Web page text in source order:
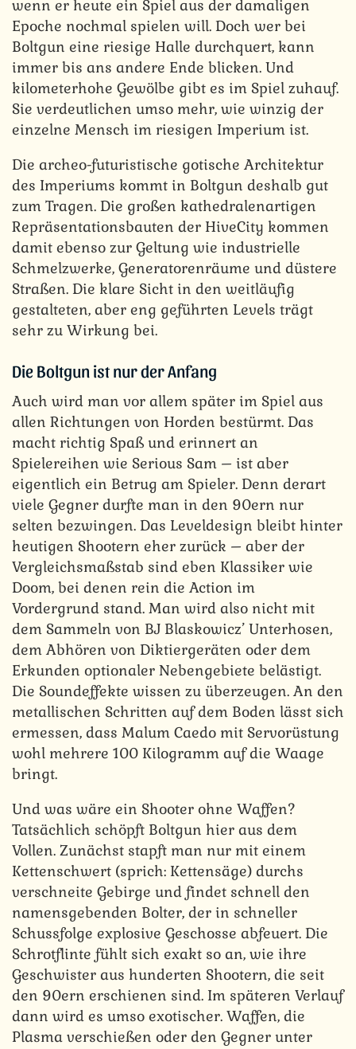
wenn er heute ein Spiel aus der damaligen
Epoche nochmal spielen will. Doch wer bei
Boltgun eine riesige Halle durchquert, kann
immer bis ans andere Ende blicken. Und
kilometerhohe Gewölbe gibt es im Spiel zuhauf.
Sie verdeutlichen umso mehr, wie winzig der
einzelne Mensch im riesigen Imperium ist.
Die archeo-futuristische gotische Architektur
des Imperiums kommt in Boltgun deshalb gut
zum Tragen. Die großen kathedralenartigen
Repräsentationsbauten der HiveCity kommen
damit ebenso zur Geltung wie industrielle
Schmelzwerke, Generatorenräume und düstere
Straßen. Die klare Sicht in den weitläufig
gestalteten, aber eng geführten Levels trägt
sehr zu Wirkung bei.
Die Boltgun ist nur der Anfang
Auch wird man vor allem später im Spiel aus
allen Richtungen von Horden bestürmt. Das
macht richtig Spaß und erinnert an
Spielereihen wie Serious Sam – ist aber
eigentlich ein Betrug am Spieler. Denn derart
viele Gegner durfte man in den 90ern nur
selten bezwingen. Das Leveldesign bleibt hinter
heutigen Shootern eher zurück – aber der
Vergleichsmaßstab sind eben Klassiker wie
Doom, bei denen rein die Action im
Vordergrund stand. Man wird also nicht mit
dem Sammeln von BJ Blaskowicz’ Unterhosen,
dem Abhören von Diktiergeräten oder dem
Erkunden optionaler Nebengebiete belästigt.
Die Soundeffekte wissen zu überzeugen. An den
metallischen Schritten auf dem Boden lässt sich
ermessen, dass Malum Caedo mit Servorüstung
wohl mehrere 100 Kilogramm auf die Waage
bringt.
Und was wäre ein Shooter ohne Waffen?
Tatsächlich schöpft Boltgun hier aus dem
Vollen. Zunächst stapft man nur mit einem
Kettenschwert (sprich: Kettensäge) durchs
verschneite Gebirge und findet schnell den
namensgebenden Bolter, der in schneller
Schussfolge explosive Geschosse abfeuert. Die
Schrotflinte fühlt sich exakt so an, wie ihre
Geschwister aus hunderten Shootern, die seit
den 90ern erschienen sind. Im späteren Verlauf
dann wird es umso exotischer. Waffen, die
Plasma verschießen oder den Gegner unter